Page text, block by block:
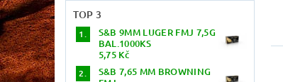
TOP 3
S&B 9MM LUGER FMJ 7,5G
BAL.1000KS
5,75 Kč
S&B 7,65 MM BROWNING